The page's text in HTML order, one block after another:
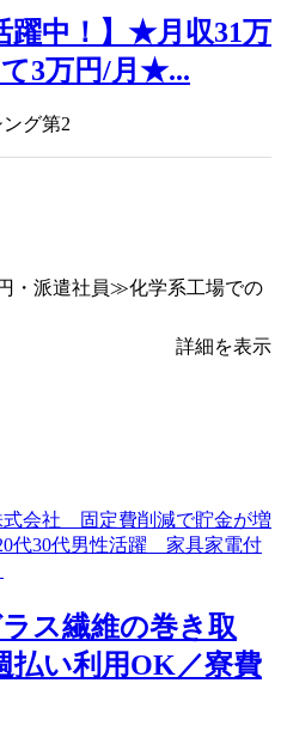
躍中！】★月収31万
3万円/月★...
グ第2
・派遣社員≫化学系工場での
詳細を表示
ス繊維の巻き取
払い利用OK／寮費